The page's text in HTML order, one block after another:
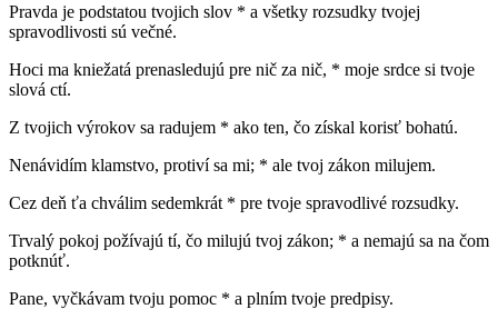
Pravda je podstatou tvojich slov * a všetky rozsudky tvojej
spravodlivosti sú večné.
Hoci ma kniežatá prenasledujú pre nič za nič, * moje srdce si tvoje
slová ctí.
Z tvojich výrokov sa radujem * ako ten, čo získal korisť bohatú.
Nenávidím klamstvo, protiví sa mi; * ale tvoj zákon milujem.
Cez deň ťa chválim sedemkrát * pre tvoje spravodlivé rozsudky.
Trvalý pokoj požívajú tí, čo milujú tvoj zákon; * a nemajú sa na čom
potknúť.
Pane, vyčkávam tvoju pomoc * a plním tvoje predpisy.